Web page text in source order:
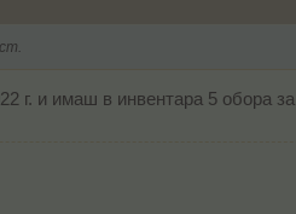
г. и имаш в инвентара 5 обора за